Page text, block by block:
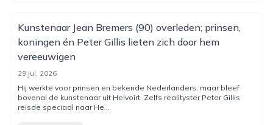
Kunstenaar Jean Bremers (90) overleden; prinsen,
koningen én Peter Gillis lieten zich door hem
vereeuwigen
29 jul. 2026
Hij werkte voor prinsen en bekende Nederlanders, maar bleef
bovenal de kunstenaar uit Helvoirt. Zelfs realityster Peter Gillis
reisde speciaal naar He...